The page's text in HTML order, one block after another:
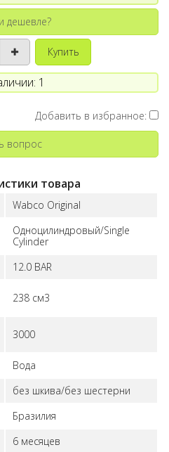
дешевле?
Купить
1
Добавить в избранное:
вопрос
товара
Wabco Original
Одноцилиндровый/Single
Cylinder
12.0 BAR
238 см3
3000
Вода
без шкива/без шестерни
Бразилия
6 месяцев